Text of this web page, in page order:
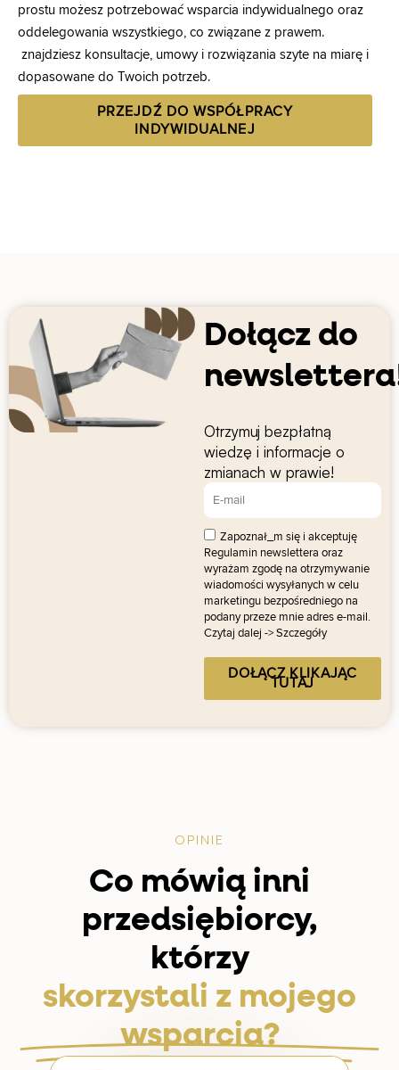
prostu możesz potrzebować wsparcia indywidualnego oraz
oddelegowania wszystkiego, co związane z prawem.
znajdziesz konsultacje, umowy i rozwiązania szyte na miarę i
dopasowane do Twoich potrzeb.
PRZEJDŹ DO WSPÓŁPRACY
INDYWIDUALNEJ
Dołącz do
Otrzymuj bezpłatną
wiedzę i informacje o
zmianach w prawie!
Zapoznał_m się i akceptuję
Regulamin newslettera oraz
wyrażam zgodę na otrzymywanie
wiadomości wysyłanych w celu
marketingu bezpośredniego na
podany przeze mnie adres e-mail.
Czytaj dalej -> Szczegóły
DOŁĄCZ KLIKAJĄC
TUTAJ
OPINIE
Co mówią inni
przedsiębiorcy,
którzy
skorzystali z mojego
wsparcia?